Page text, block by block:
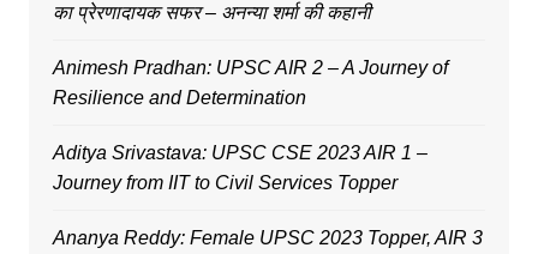
का प्रेरणादायक सफर – अनन्या शर्मा की कहानी
Animesh Pradhan: UPSC AIR 2 – A Journey of
Resilience and Determination
Aditya Srivastava: UPSC CSE 2023 AIR 1 –
Journey from IIT to Civil Services Topper
Ananya Reddy: Female UPSC 2023 Topper, AIR 3